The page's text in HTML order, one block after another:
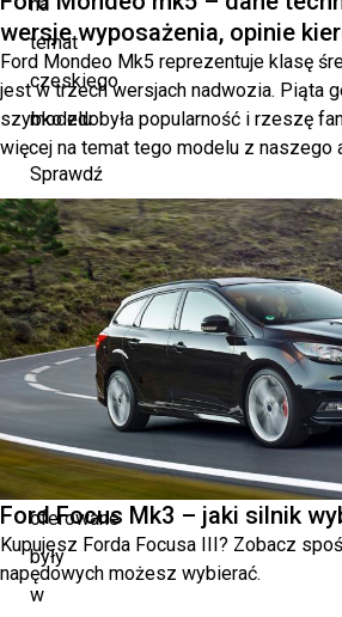
temat
czeskiego
modelu.
Sprawdź
więc
dane
techniczne
pojazdu.
Przeczytaj,
jakie
jednostki
napędowe
oferowane
były
w
wersje wyposażenia, opinie
Ford Mondeo Mk5 reprezentuje klasę
jest w trzech wersjach nadwozia. Piąta
szybko zdobyła popularność i rzeszę
więcej na temat tego modelu z naszego
Ford Focus Mk3 – jaki silnik
Kupujesz Forda Focusa III? Zobacz
napędowych możesz wybierać.